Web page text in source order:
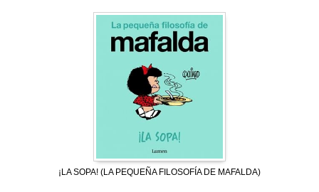
¡LA SOPA! (LA PEQUEÑA FILOSOFÍA DE MAFALDA)